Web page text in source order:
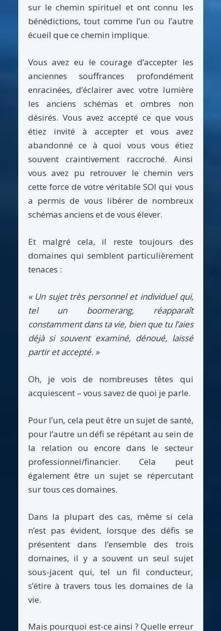
sur le chemin spirituel et ont connu les
bénédictions, tout comme l’un ou l’autre
écueil que ce chemin implique.
Vous avez eu le courage d’accepter les
anciennes souffrances profondément
enracinées, d’éclairer avec votre lumière
les anciens schémas et ombres non
désirés. Vous avez accepté ce que vous
étiez invité à accepter et vous avez
abandonné ce à quoi vous vous étiez
souvent craintivement raccroché. Ainsi
vous avez pu retrouver le chemin vers
cette force de votre véritable SOI qui vous
a permis de vous libérer de nombreux
schémas anciens et de vous élever.
Et malgré cela, il reste toujours des
domaines qui semblent particulièrement
tenaces :
« Un sujet très personnel et individuel qui,
tel un boomerang, réapparaît
constamment dans ta vie, bien que tu l’aies
déjà si souvent examiné, dénoué, laissé
partir et accepté. »
Oh, je vois de nombreuses têtes qui
acquiescent – vous savez de quoi je parle.
Pour l’un, cela peut être un sujet de santé,
pour l’autre un défi se répétant au sein de
la relation ou encore dans le secteur
professionnel/financier. Cela peut
également être un sujet se répercutant
sur tous ces domaines.
Dans la plupart des cas, même si cela
n’est pas évident, lorsque des défis se
présentent dans l’ensemble des trois
domaines, il y a souvent un seul sujet
sous-jacent qui, tel un fil conducteur,
s’étire à travers tous les domaines de la
vie.
Mais pourquoi est-ce ainsi ? Quelle erreur